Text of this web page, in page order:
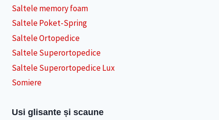
Saltele memory foam
Saltele Poket-Spring
Saltele Ortopedice
Saltele Superortopedice
Saltele Superortopedice Lux
Somiere
Usi glisante și scaune